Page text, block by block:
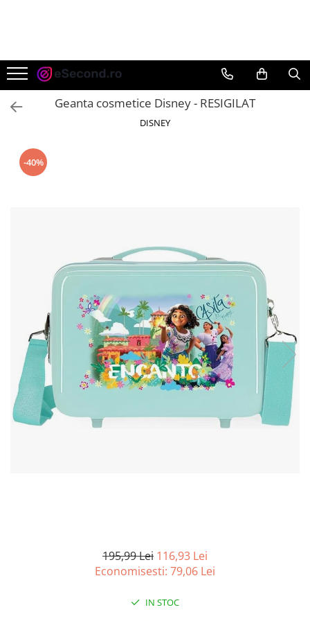
Auto Moto
Accesorii Auto
Anvelope & Jante
Echipamente pentru Atelier
Electronice Auto
Casa, Gradina & Bricolaj
Accesorii usi
Bucatarie & Servire
Curatenie si intretinere
Decoratiuni
Gradinarit
Hobby-uri creative
Iluminat & Electrice
Jaluzele
Kit-uri automatizari porti si usi
Scule electrice si unelte
Geanta cosmetice Disney - RESIGILAT
DISNEY
-40%
195,99 Lei 116,93 Lei
Economisesti: 79,06 Lei
IN STOC